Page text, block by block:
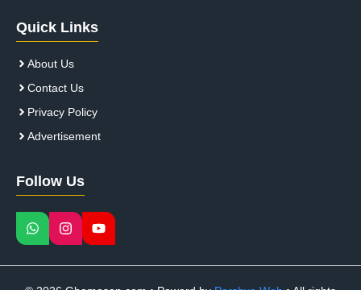
Quick Links
About Us
Contact Us
Privacy Policy
Advertisement
Follow Us